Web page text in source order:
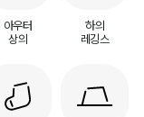
아우터
상의
하의
레깅스